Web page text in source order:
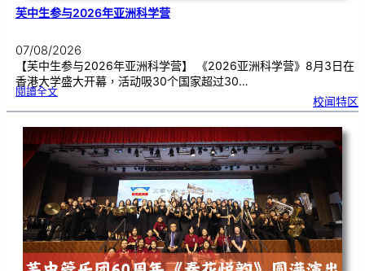
芙中生参与2026年亚洲科学营
07/08/2026
【芙中生参与2026年亚洲科学营】 《2026亚洲科学营》8月3日在
香港大学盛大开幕，活动吸30个国家超过30…
閱讀全文:芙
参
2
0
2
6
年
亚
洲科
校闻特区